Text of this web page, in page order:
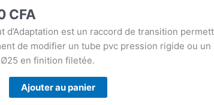
CFA
d’Adaptation est un raccord de transition
de modifier un tube pvc pression rigide ou un
en finition filetée.
Ajouter au panier